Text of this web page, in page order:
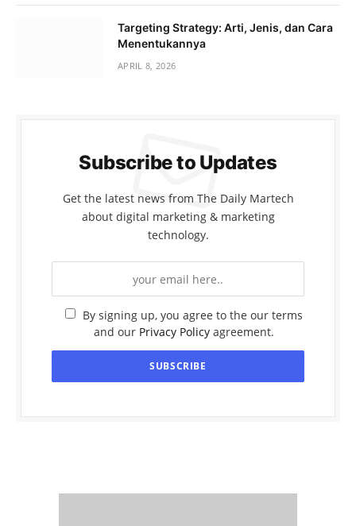
Targeting Strategy: Arti, Jenis, dan Cara
Menentukannya
APRIL 8, 2026
Subscribe to Updates
Get the latest news from The Daily Martech
about digital marketing & marketing
technology.
By signing up, you agree to the our terms
and our Privacy Policyagreement.